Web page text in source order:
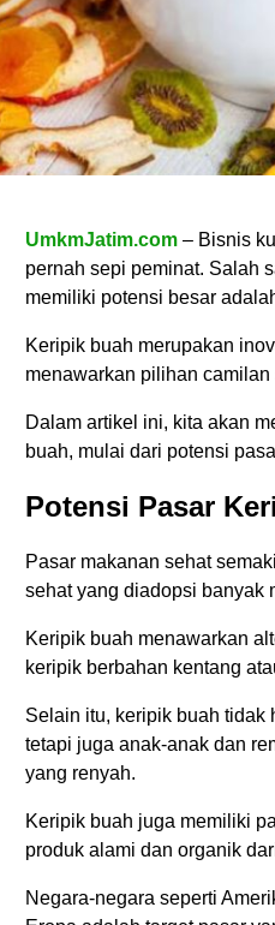
UmkmJatim.com – Bisnis
pernah sepi peminat. Salah
memiliki potensi besar
Keripik buah merupakan
menawarkan pilihan
Dalam artikel ini, kita akan
buah, mulai dari potensi
Potensi Pasar
Pasar makanan sehat
sehat yang diadopsi banyak
Keripik buah menawarkan
keripik berbahan kentang
Selain itu, keripik buah tidak
tetapi juga anak-anak dan
yang renyah.
Keripik buah juga memiliki
produk alami dan organik
Negara-negara seperti